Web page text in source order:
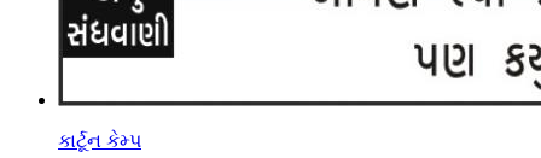
કાર્ટૂન કેમ્પ